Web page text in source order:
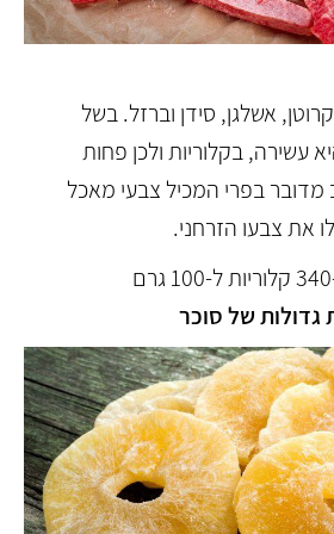
אשלגן, סידן וברזל. בשל
עשירה, בקלוריות ולכן פחות
מדובר בפרי המכיל צבעי מאכל
את צבעו הזרחני.